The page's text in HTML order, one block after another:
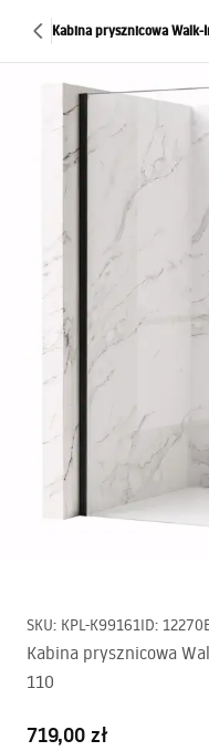
Kabina prysznicowa Walk-
SKU: KPL-K99161ID: 12270
Kabina prysznicowa
110
719,00 zł